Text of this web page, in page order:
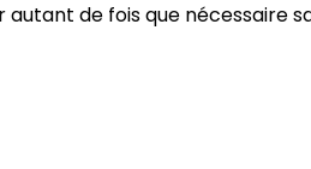
de fois que nécessaire